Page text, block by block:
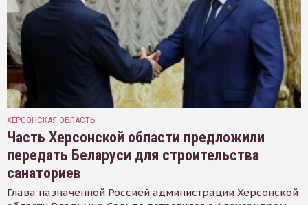
ХЕРСОНСКАЯ ОБЛАСТЬ
Часть Херсонской области предложили
передать Беларуси для строительства
санаториев
Глава назначенной Россией администрации Херсонской